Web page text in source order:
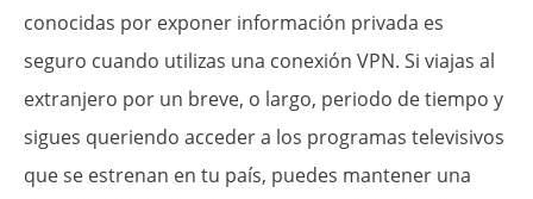
conocidas por exponer información privada es
seguro cuando utilizas una conexión VPN. Si viajas al
extranjero por un breve, o largo, periodo de tiempo y
sigues queriendo acceder a los programas televisivos
que se estrenan en tu país, puedes mantener una